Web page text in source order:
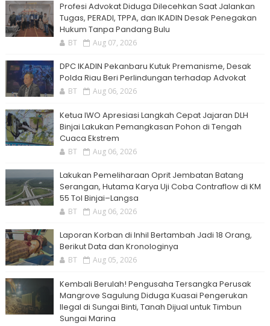
Profesi Advokat Diduga Dilecehkan Saat Jalankan
Tugas, PERADI, TPPA, dan IKADIN Desak Penegakan
Hukum Tanpa Pandang Bulu
BT Aug 07, 2026
DPC IKADIN Pekanbaru Kutuk Premanisme, Desak
Polda Riau Beri Perlindungan terhadap Advokat
BT Aug 06, 2026
Ketua IWO Apresiasi Langkah Cepat Jajaran DLH
Binjai Lakukan Pemangkasan Pohon di Tengah
Cuaca Ekstrem
BT Aug 06, 2026
Lakukan Pemeliharaan Oprit Jembatan Batang
Serangan, Hutama Karya Uji Coba Contraflow di KM
55 Tol Binjai–Langsa
BT Aug 06, 2026
Laporan Korban di Inhil Bertambah Jadi 18 Orang,
Berikut Data dan Kronologinya
BT Aug 05, 2026
Kembali Berulah! Pengusaha Tersangka Perusak
Mangrove Sagulung Diduga Kuasai Pengerukan
Ilegal di Sungai Binti, Tanah Dijual untuk Timbun
Sungai Marina